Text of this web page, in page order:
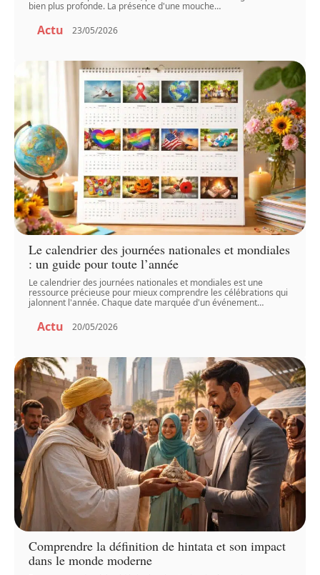
bien plus profonde. La présence d'une mouche…
Actu 23/05/2026
Le calendrier des journées nationales et mondiales
: un guide pour toute l’année
Le calendrier des journées nationales et mondiales est une
ressource précieuse pour mieux comprendre les célébrations qui
jalonnent l'année. Chaque date marquée d'un événement…
Actu 20/05/2026
Comprendre la définition de hintata et son impact
dans le monde moderne